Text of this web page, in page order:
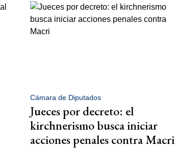
Cámara de Diputados
Jueces por decreto: el
kirchnerismo busca iniciar
acciones penales contra Macri